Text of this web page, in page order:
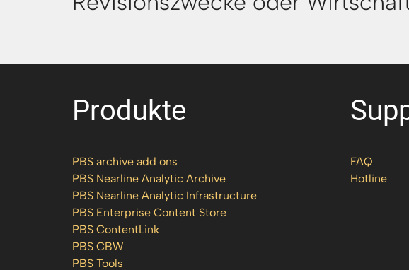
Produkte
PBS archive add ons
PBS Nearline Analytic Archive
PBS Nearline Analytic Infrastructure
PBS Enterprise Content Store
PBS ContentLink
PBS CBW
PBS Tools
FAQ
Hotline